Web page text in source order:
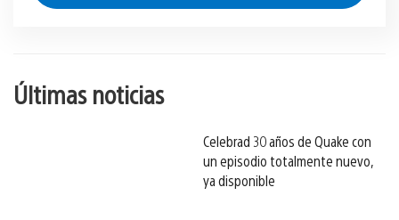
Últimas noticias
Celebrad 30 años de Quake con
un episodio totalmente nuevo,
ya disponible